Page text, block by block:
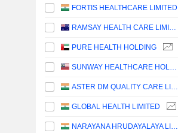
FORTIS HEALTHCARE LIMITED
RAMSAY HEALTH CARE LIMITED
PURE HEALTH HOLDING
SUNWAY HEALTHCARE HOLDINGS
ASTER DM QUALITY CARE LIMITED
GLOBAL HEALTH LIMITED
NARAYANA HRUDAYALAYA LIMITED